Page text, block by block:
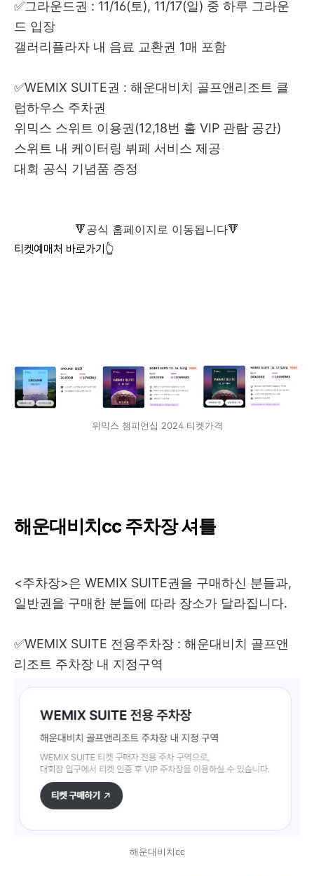
✅그라운드권 : 11/16(토), 11/17(일) 중 하루 그라운
드 입장
갤러리플라자 내 음료 교환권 1매 포함
✅WEMIX SUITE권 : 해운대비치 골프앤리조트 클
럽하우스 주차권
위믹스 스위트 이용권(12,18번 홀 VIP 관람 공간)
스위트 내 케이터링 뷔페 서비스 제공
대회 공식 기념품 증정
​🔻공식 홈페이지로 이동됩니다🔻
티켓예매처 바로가기👆
위믹스 챔피언십 2024 티켓가격
해운대비치cc 주차장 셔틀
<주차장>은 WEMIX SUITE권을 구매하신 분들과,
일반권을 구매한 분들에 따라 장소가 달라집니다.
✅WEMIX SUITE 전용주차장 : 해운대비치 골프앤
리조트 주차장 내 지정구역
해운대비치cc